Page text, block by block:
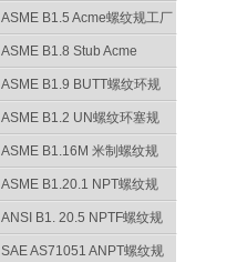
ASME B1.5 Acme螺纹规工厂
ASME B1.8 Stub Acme
ASME B1.9 BUTT螺纹环规
ASME B1.2 UN螺纹环塞规
ASME B1.16M 米制螺纹规
ASME B1.20.1 NPT螺纹规
ANSI B1. 20.5 NPTF螺纹规
SAE AS71051 ANPT螺纹规